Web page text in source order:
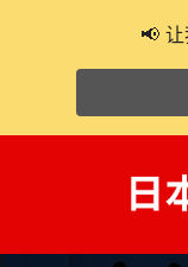
📢